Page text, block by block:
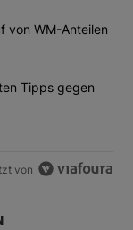
kommentierten
für den
von WM-Anteilen
Schweiz: Die
Tipps gegen
von